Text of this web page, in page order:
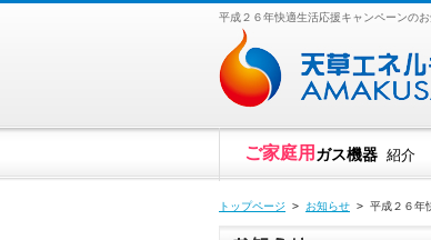
平成２６年快適生活応援キャンペーンの
ご家庭用 ガス機器 紹介
トップページ > お知らせ > 平成２６年